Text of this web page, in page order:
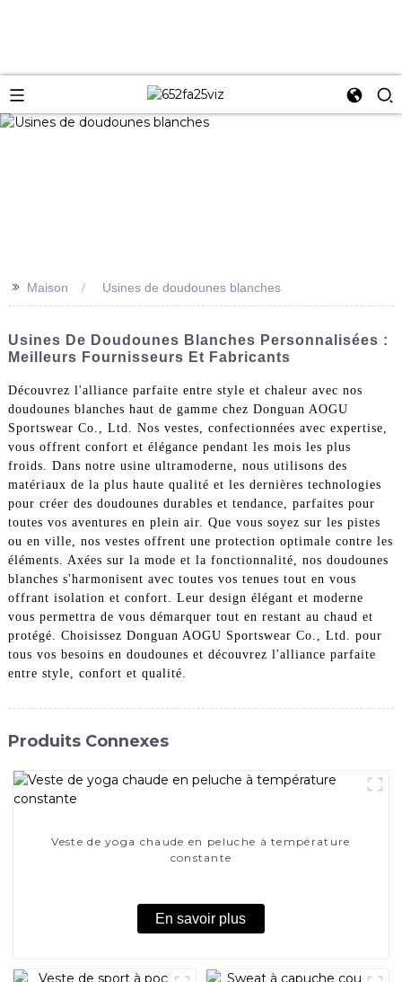
>> Maison Usines de doudounes blanches
Usines De Doudounes Blanches Personnalisées :
Meilleurs Fournisseurs Et Fabricants
Découvrez l'alliance parfaite entre style et chaleur avec nos
doudounes blanches haut de gamme chez Donguan AOGU
Sportswear Co., Ltd. Nos vestes, confectionnées avec expertise,
vous offrent confort et élégance pendant les mois les plus
froids. Dans notre usine ultramoderne, nous utilisons des
matériaux de la plus haute qualité et les dernières technologies
pour créer des doudounes durables et tendance, parfaites pour
toutes vos aventures en plein air. Que vous soyez sur les pistes
ou en ville, nos vestes offrent une protection optimale contre les
éléments. Axées sur la mode et la fonctionnalité, nos doudounes
blanches s'harmonisent avec toutes vos tenues tout en vous
offrant isolation et confort. Leur design élégant et moderne
vous permettra de vous démarquer tout en restant au chaud et
protégé. Choisissez Donguan AOGU Sportswear Co., Ltd. pour
tous vos besoins en doudounes et découvrez l'alliance parfaite
entre style, confort et qualité.
Produits Connexes
Veste de yoga chaude en peluche à température
constante
En savoir plus